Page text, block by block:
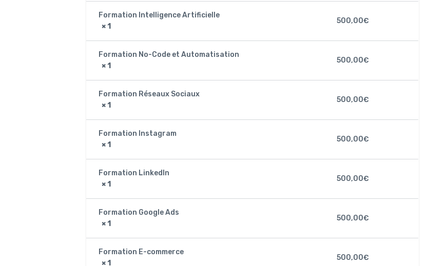
Formation Intelligence Artificielle
× 1
500,00€
Formation No-Code et Automatisation
× 1
500,00€
Formation Réseaux Sociaux
× 1
500,00€
Formation Instagram
× 1
500,00€
Formation LinkedIn
× 1
500,00€
Formation Google Ads
× 1
500,00€
Formation E-commerce
× 1
500,00€